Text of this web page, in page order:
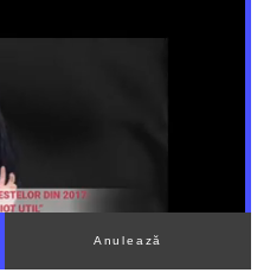
Anulează